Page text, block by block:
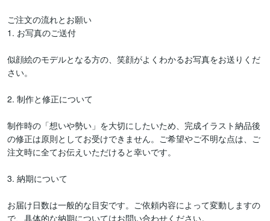
ご注文の流れとお願い
1. お写真のご送付
似顔絵のモデルとなる方の、笑顔がよくわかるお写真をお送りくだ
さい。
2. 制作と修正について
制作時の「想いや勢い」を大切にしたいため、完成イラスト納品後
の修正は原則としてお受けできません。ご希望やご不明な点は、ご
注文時に全てお伝えいただけると幸いです。
3. 納期について
お届け日数は一般的な目安です。ご依頼内容によって変動しますの
で、具体的な納期についてはお問い合わせください。